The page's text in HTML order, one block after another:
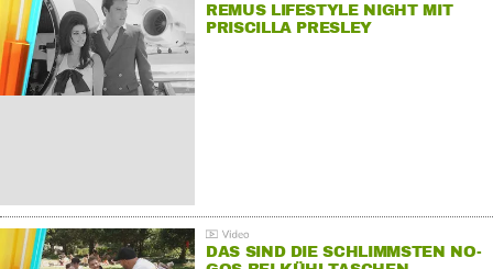
REMUS LIFESTYLE NIGHT MIT
PRISCILLA PRESLEY
DAS SIND DIE SCHLIMMSTEN NO-